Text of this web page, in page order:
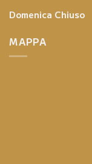
Domenica Chiuso
MAPPA